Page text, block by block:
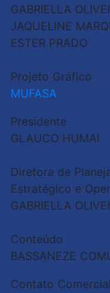
GABRIELLA
JAQUELINE
ESTER PRADO
Projeto Gráfico
MUFASA
Presidente
GLAUCO HUMAI
Diretora de
Estratégico e
GABRIELLA
Conteúdo
BASSANEZE
Contato Comercial